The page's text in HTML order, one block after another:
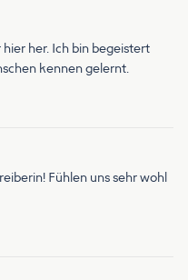
her. Ich bin begeistert
kennen gelernt.
Fühlen uns sehr wohl